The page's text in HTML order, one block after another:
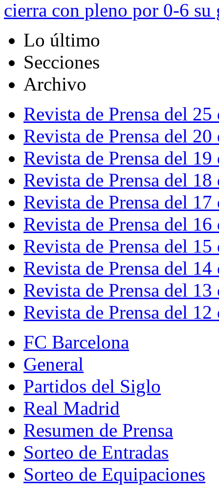
cierra con pleno por 0-6
Lo último
Secciones
Archivo
Revista de Prensa del
Revista de Prensa del
Revista de Prensa del
Revista de Prensa del
Revista de Prensa del
Revista de Prensa del
Revista de Prensa del
Revista de Prensa del
Revista de Prensa del
Revista de Prensa del
FC Barcelona
General
Partidos del Siglo
Real Madrid
Resumen de Prensa
Sorteo de Entradas
Sorteo de Equipaciones